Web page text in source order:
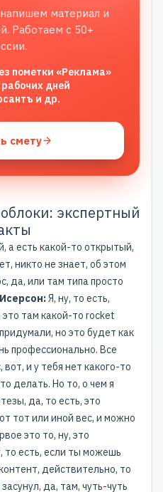
материал и
Работаем с 50+
пометки «Реклама»
дней
и др.
смету
экспертный
а есть какой-то открытый,
никто не знает, об этом
да, или там типа просто
Я, ну, то есть,
там какой-то rocket
но это будет как
профессионально. Все
и у тебя нет какого-то
делать. Но то, о чем я
да, то есть, это
тот или иной вес, и можно
это то, ну, это
то есть, если ты можешь
действительно, то
да, там, чуть-чуть